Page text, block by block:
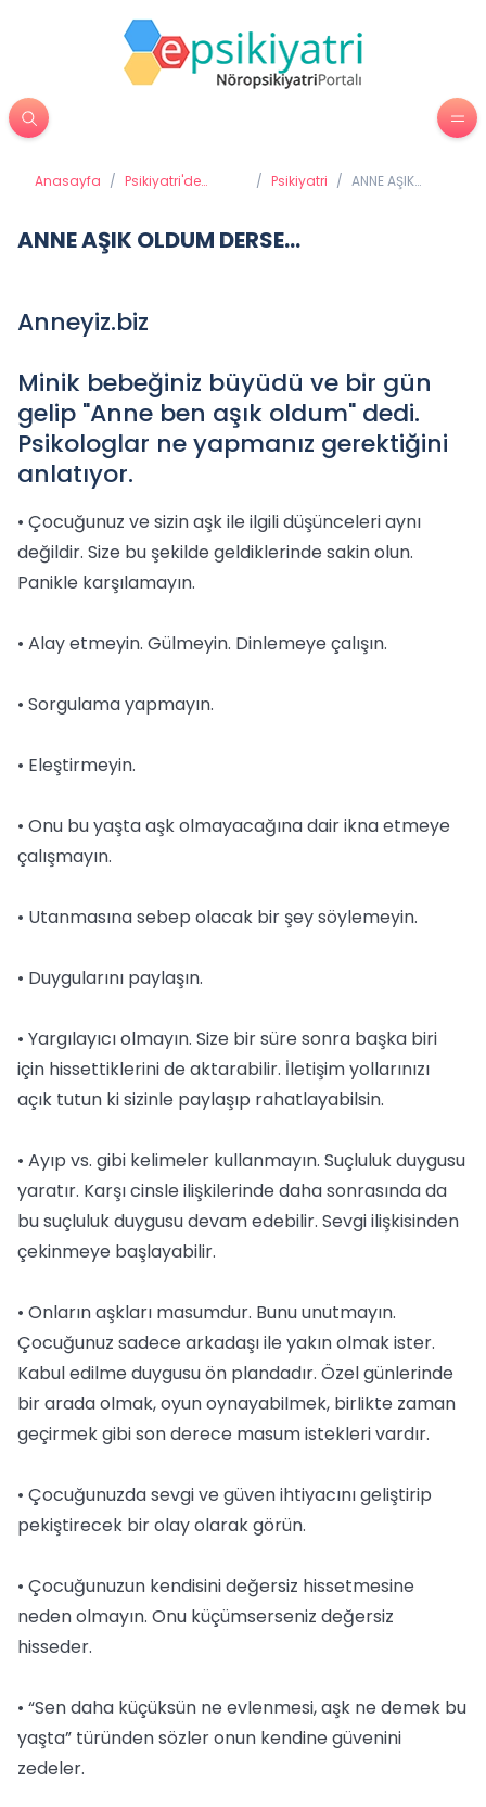
Anasayfa / Psikiyatri'de
/ Psikiyatri / ANNE AŞIK
ANNE AŞIK OLDUM DERSE...
Anneyiz.biz
Minik bebeğiniz büyüdü ve bir gün
gelip "Anne ben aşık oldum" dedi.
Psikologlar ne yapmanız gerektiğini
anlatıyor.
• Çocuğunuz ve sizin aşk ile ilgili düşünceleri aynı
değildir. Size bu şekilde geldiklerinde sakin olun.
Panikle karşılamayın.
• Alay etmeyin. Gülmeyin. Dinlemeye çalışın.
• Sorgulama yapmayın.
• Eleştirmeyin.
• Onu bu yaşta aşk olmayacağına dair ikna etmeye
çalışmayın.
• Utanmasına sebep olacak bir şey söylemeyin.
• Duygularını paylaşın.
• Yargılayıcı olmayın. Size bir süre sonra başka biri
için hissettiklerini de aktarabilir. İletişim yollarınızı
açık tutun ki sizinle paylaşıp rahatlayabilsin.
• Ayıp vs. gibi kelimeler kullanmayın. Suçluluk duygusu
yaratır. Karşı cinsle ilişkilerinde daha sonrasında da
bu suçluluk duygusu devam edebilir. Sevgi ilişkisinden
çekinmeye başlayabilir.
• Onların aşkları masumdur. Bunu unutmayın.
Çocuğunuz sadece arkadaşı ile yakın olmak ister.
Kabul edilme duygusu ön plandadır. Özel günlerinde
bir arada olmak, oyun oynayabilmek, birlikte zaman
geçirmek gibi son derece masum istekleri vardır.
• Çocuğunuzda sevgi ve güven ihtiyacını geliştirip
pekiştirecek bir olay olarak görün.
• Çocuğunuzun kendisini değersiz hissetmesine
neden olmayın. Onu küçümserseniz değersiz
hisseder.
• “Sen daha küçüksün ne evlenmesi, aşk ne demek bu
yaşta” türünden sözler onun kendine güvenini
zedeler.